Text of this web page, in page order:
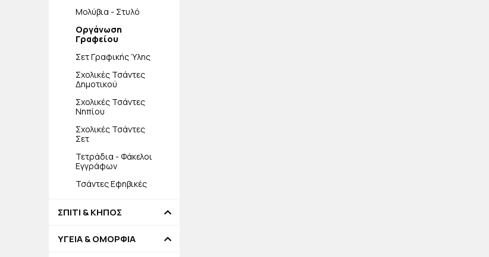
Μολύβια - Στυλό
Οργάνωση
Γραφείου
Σετ Γραφικής Ύλης
Σχολικές Τσάντες
Δημοτικού
Σχολικές Τσάντες
Νηπίου
Σχολικές Τσάντες
Σετ
Τετράδια - Φάκελοι
Εγγράφων
Τσάντες Εφηβικές
ΣΠΙΤΙ & ΚΗΠΟΣ
ΥΓΕΙΑ & ΟΜΟΡΦΙΑ